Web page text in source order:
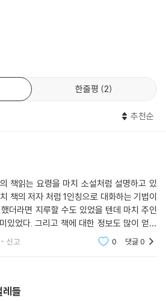
야기도 서슴지 않는다. 그래야만 위인이 특별
자신들과 하나 다를 것 없는, 혹은 더 어려운
것을 아이들에게 더욱 실감 나게 느낄 수
던 어려움을 극복할 수 있도록 도와주고, 힘
들과 그 책들을 효과적으로 읽을 수 있는 방
듣고 아이들은 그들을 자신의 진정한 멘토로
한줄평 2
추천순
책읽는 요령을 마치 소설처럼 설명하고 있
책의 저자 처럼 1인칭으로 대화하는 기법이
더라면 지루할 수도 있었을 텐데 마치 주인
있었다. 그리고 책에 대한 정보도 많이 얻었
신고 0 댓글0
레들